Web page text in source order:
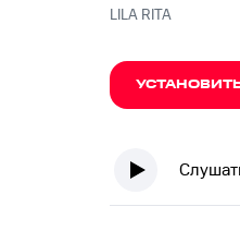
LILA RITA